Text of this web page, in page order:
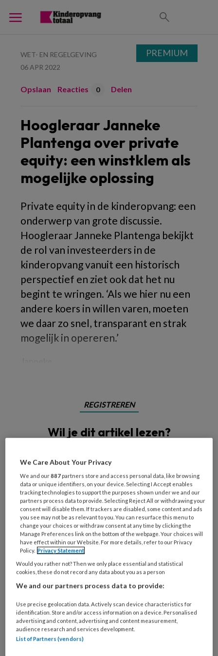
WET- EN REGELGEVING
06 APR 2022
Opslaan Reacties 0 Delen
Hoogleraar Janneke
Plantenga over private
equity: een winstklem als
mogelijke oplossing
Private equity in de kinderopvang: een
onderwerp van grote discussie.
Hoogleraar Janneke Plantenga bekijkt
de rol van investeerders in de
kinderopvang vanuit een historisch
perspectief en ziet ook dat het nu
begint te wringen. ‘Als we hier nu een
andere koers in willen varen, moeten
we daar zo snel, transparant en strak
mogelijk in opereren.’
REGISTREREN
Wil je dit artikel lezen?
artikelen gratis per maand
Al een account of abonnement?Log dan in
Wat
is
je
e-
mailadres?
* *
Kies
je
wachtwoord* *
je
functie *
Bij
welke
PREMIUM
We Care About Your Privacy
We and our887 partners store and access personal data, like browsing
data or unique identifiers, on your device. Selecting I Accept enables
tracking technologies to support the purposes shown under we and our
partners process data to provide. Selecting Reject All or withdrawing your
consent will disable them. If trackers are disabled, some content and ads
you see may not be as relevant to you. You can resurface this menu to
change your choices or withdraw consent at any time by clicking the
Manage Preferences link on the bottom of the webpage. Your choices will
have effect within our Website. For more details, refer to our Privacy
Policy. Privacy Statement
Would you rather not? Then we only place essential and statistical
cookies, these do not record any data about you as a person
We and our partners process data to provide:
Use precise geolocation data. Actively scan device characteristics for
identification. Store and/or access information on a device. Personalised
advertising and content, advertising and content measurement,
audience research and services development.
List of Partners (vendors)